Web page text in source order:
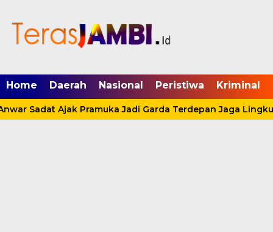
Home Daerah Nasional Peristiwa Kriminal
Sadat Ajak Pramuka Jadi Garda Terdepan Jaga